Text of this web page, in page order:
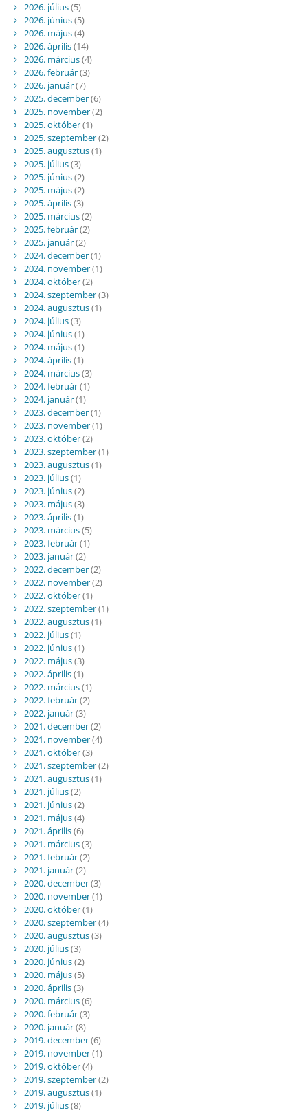
2026. július(5)
2026. június(5)
2026. május(4)
2026. április(14)
2026. március(4)
2026. február(3)
2026. január(7)
2025. december(6)
2025. november(2)
2025. október(1)
2025. szeptember(2)
2025. augusztus(1)
2025. július(3)
2025. június(2)
2025. május(2)
2025. április(3)
2025. március(2)
2025. február(2)
2025. január(2)
2024. december(1)
2024. november(1)
2024. október(2)
2024. szeptember(3)
2024. augusztus(1)
2024. július(3)
2024. június(1)
2024. május(1)
2024. április(1)
2024. március(3)
2024. február(1)
2024. január(1)
2023. december(1)
2023. november(1)
2023. október(2)
2023. szeptember(1)
2023. augusztus(1)
2023. július(1)
2023. június(2)
2023. május(3)
2023. április(1)
2023. március(5)
2023. február(1)
2023. január(2)
2022. december(2)
2022. november(2)
2022. október(1)
2022. szeptember(1)
2022. augusztus(1)
2022. július(1)
2022. június(1)
2022. május(3)
2022. április(1)
2022. március(1)
2022. február(2)
2022. január(3)
2021. december(2)
2021. november(4)
2021. október(3)
2021. szeptember(2)
2021. augusztus(1)
2021. július(2)
2021. június(2)
2021. május(4)
2021. április(6)
2021. március(3)
2021. február(2)
2021. január(2)
2020. december(3)
2020. november(1)
2020. október(1)
2020. szeptember(4)
2020. augusztus(3)
2020. július(3)
2020. június(2)
2020. május(5)
2020. április(3)
2020. március(6)
2020. február(3)
2020. január(8)
2019. december(6)
2019. november(1)
2019. október(4)
2019. szeptember(2)
2019. augusztus(1)
2019. július(8)